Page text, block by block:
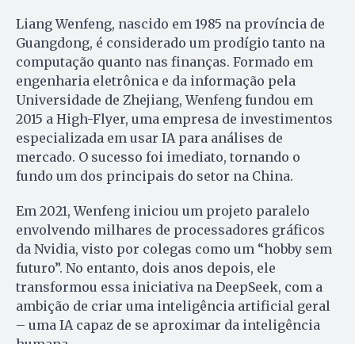
Liang Wenfeng, nascido em 1985 na província de
Guangdong, é considerado um prodígio tanto na
computação quanto nas finanças. Formado em
engenharia eletrônica e da informação pela
Universidade de Zhejiang, Wenfeng fundou em
2015 a High-Flyer, uma empresa de investimentos
especializada em usar IA para análises de
mercado. O sucesso foi imediato, tornando o
fundo um dos principais do setor na China.
Em 2021, Wenfeng iniciou um projeto paralelo
envolvendo milhares de processadores gráficos
da Nvidia, visto por colegas como um “hobby sem
futuro”. No entanto, dois anos depois, ele
transformou essa iniciativa na DeepSeek, com a
ambição de criar uma inteligência artificial geral
– uma IA capaz de se aproximar da inteligência